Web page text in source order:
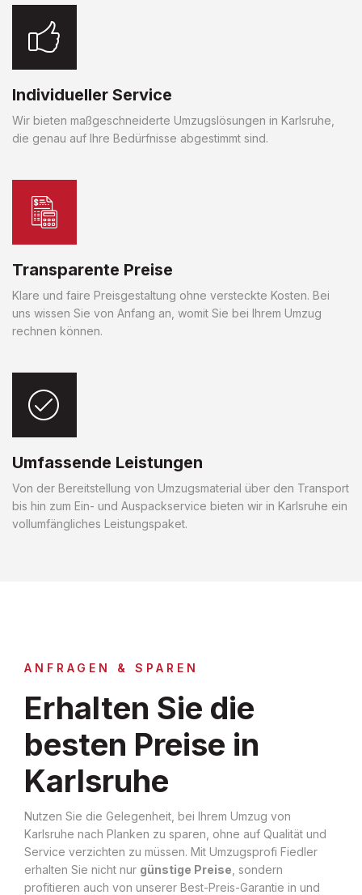
Individueller Service
Wir bieten maßgeschneiderte Umzugslösungen in Karlsruhe,
die genau auf Ihre Bedürfnisse abgestimmt sind.
Transparente Preise
Klare und faire Preisgestaltung ohne versteckte Kosten. Bei
uns wissen Sie von Anfang an, womit Sie bei Ihrem Umzug
rechnen können.
Umfassende Leistungen
Von der Bereitstellung von Umzugsmaterial über den Transport
bis hin zum Ein- und Auspackservice bieten wir in Karlsruhe ein
vollumfängliches Leistungspaket.
ANFRAGEN & SPAREN
Erhalten Sie die
besten Preise in
Karlsruhe
Nutzen Sie die Gelegenheit, bei Ihrem Umzug von
Karlsruhe nach Planken zu sparen, ohne auf Qualität und
Service verzichten zu müssen. Mit Umzugsprofi Fiedler
erhalten Sie nicht nur günstige Preise , sondern
profitieren auch von unserer Best-Preis-Garantie in und